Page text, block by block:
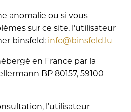
anomalie ou si vous
sur ce site, l’utilisateur
binsfeld: info@binsfeld.lu
en France par la
BP 80157, 59100
l’utilisateur